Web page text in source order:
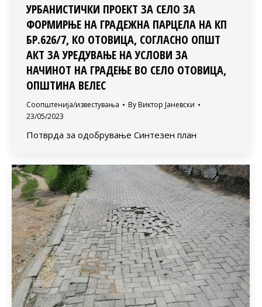
УРБАНИСТИЧКИ ПРОЕКТ ЗА СЕЛО ЗА
ФОРМИРЊЕ НА ГРАДЕЖНА ПАРЦЕЛА НА КП
БР.626/7, КО ОТОВИЦА, СОГЛАСНО ОПШТ
АКТ ЗА УРЕДУВАЊЕ НА УСЛОВИ ЗА
НАЧИНОТ НА ГРАДЕЊЕ ВО СЕЛО ОТОВИЦА,
ОПШТИНА ВЕЛЕС
Соопштенија/известувања By Виктор Јаневски
23/05/2023
Потврда за одобрување Синтезен план